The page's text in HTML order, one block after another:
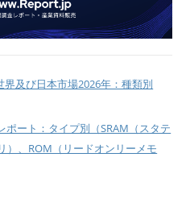
及び日本市場2026年：種類別
ポート：タイプ別（SRAM（スタテ
）、ROM（リードオンリーメモ